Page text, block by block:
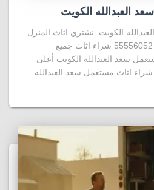
العبدالله الكويت
الكويت نشتري اثاث المنزل
و المكتب و وحدات تكييف 55556052 شراء اثاث جميع
سعد العبدالله الكويت أعلى
اثاث مستعمل سعد العبدالله